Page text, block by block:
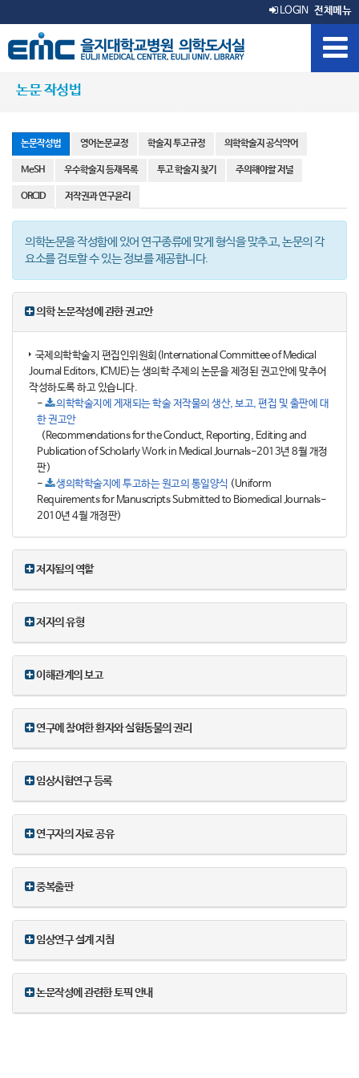
LOGIN 전체메뉴
논문 작성법
논문작성법 영어논문교정 학술지 투고규정 의학학술지 공식약어
MeSH 우수학술지 등재목록 투고 학술지 찾기 주의해야할 저널
ORCID 저작권과 연구윤리
의학논문을 작성함에 있어 연구종류에 맞게 형식을 맞추고, 논문의 각
요소를 검토할 수 있는 정보를 제공합니다.
의학 논문작성에 관한 권고안
국제의학학술지 편집인위원회(International Committee of Medical
Journal Editors, ICMJE)는 생의학 주제의 논문을 제정된 권고안에 맞추어
작성하도록 하고 있습니다.
-
의학학술지에 게재되는 학술 저작물의 생산, 보고, 편집 및 출판에 대
한 권고안
(Recommendations for the Conduct, Reporting, Editing and
Publication of Scholarly Work in Medical Journals-2013년 8월 개정
판)
-
생의학학술지에 투고하는 원고의 통일양식 (Uniform
Requirements for Manuscripts Submitted to Biomedical Journals-
2010년 4월 개정판)
저자됨의 역할
저자의 유형
이해관계의 보고
연구에 참여한 환자와 실험동물의 권리
임상시험연구 등록
연구자의 자료 공유
중복출판
임상연구 설계 지침
논문작성에 관련한 토픽 안내